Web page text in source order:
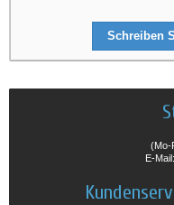
Schreiben
(Mo-
E-